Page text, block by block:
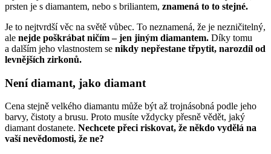
prsten je s diamantem, nebo s briliantem, znamená to to stejné.
Je to nejtvrdší věc na světě vůbec. To neznamená, že je nezničitelný,
ale nejde poškrábat ničím – jen jiným diamantem. Díky tomu
a dalším jeho vlastnostem se nikdy nepřestane třpytit, narozdíl od
levnějších zirkonů.
Není diamant, jako diamant
Cena stejně velkého diamantu může být až trojnásobná podle jeho
barvy, čistoty a brusu. Proto musíte vždycky přesně vědět, jaký
diamant dostanete. Nechcete přeci riskovat, že někdo vydělá na
vaší nevědomosti, že ne?